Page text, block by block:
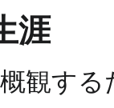
涯
観す